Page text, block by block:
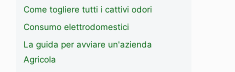
Come togliere tutti i cattivi odori
Consumo elettrodomestici
La guida per avviare un'azienda
Agricola